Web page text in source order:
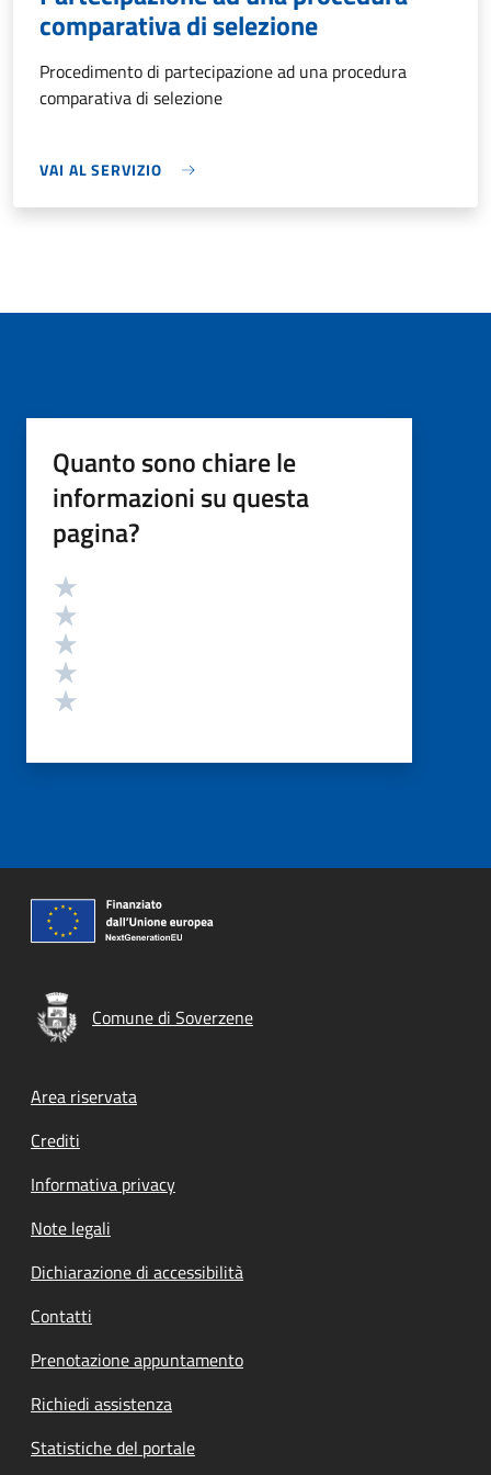
comparativa di selezione
Procedimento di partecipazione ad una procedura
comparativa di selezione
VAI AL SERVIZIO
Quanto sono chiare le
informazioni su questa
pagina?
Valutazione
Comune di Soverzene
Footer menu
Area riservata
Crediti
Informativa privacy
Note legali
Dichiarazione di accessibilità
Contatti
Prenotazione appuntamento
Richiedi assistenza
Statistiche del portale